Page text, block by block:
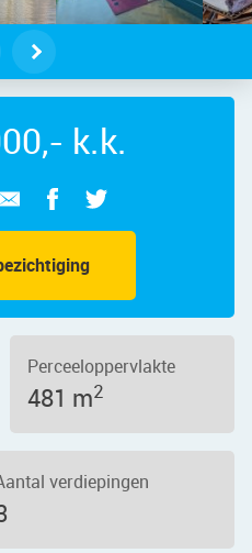
k.k.
Perceeloppervlakte
481 m2
verdiepingen